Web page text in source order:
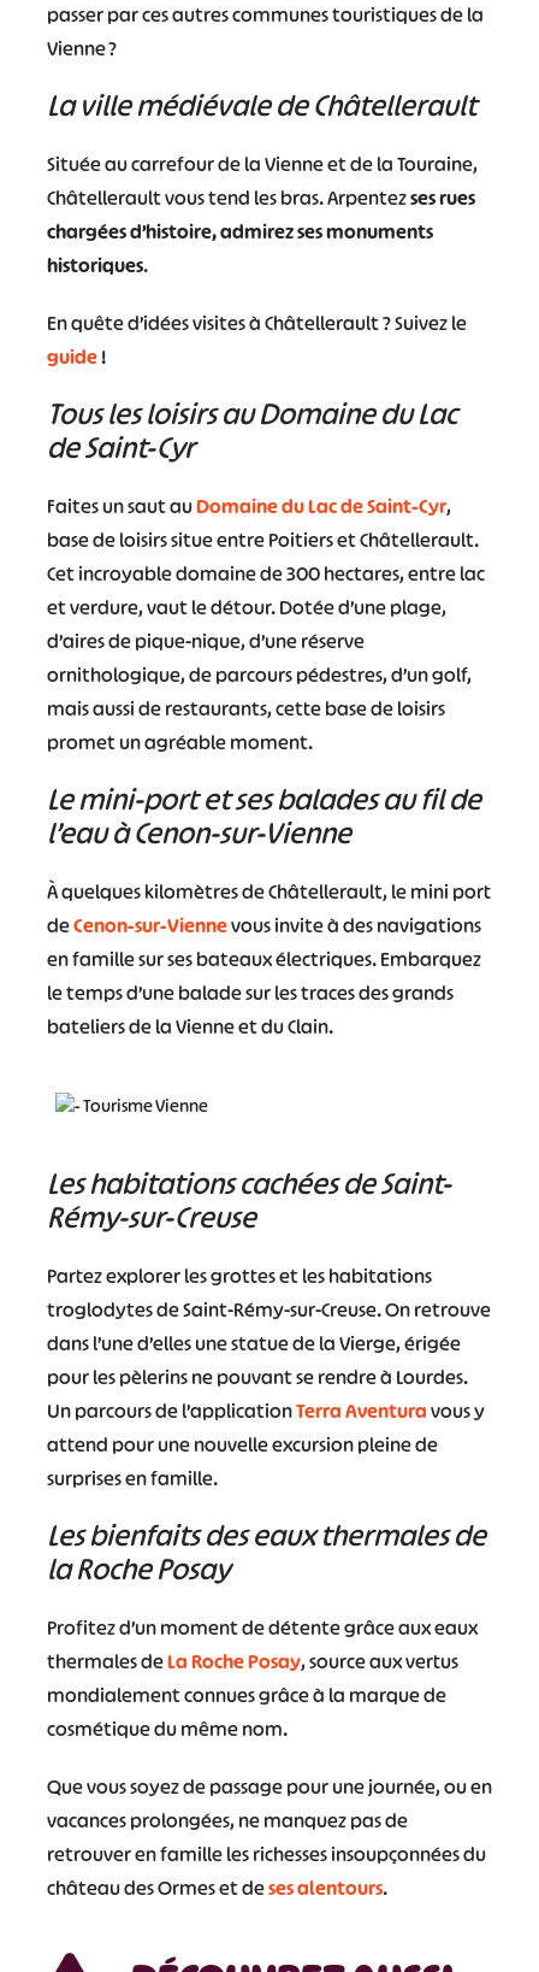
passer par ces autres communes touristiques de la
Vienne ?
La ville médiévale de Châtellerault
Située au carrefour de la Vienne et de la Touraine,
Châtellerault vous tend les bras. Arpentezses rues
chargées d’histoire, admirez ses monuments
historiques.
En quête d’idées visites à Châtellerault ? Suivez le
guide!
Tous les loisirs au Domaine du Lac
de Saint-Cyr
Faites un saut auDomaine du Lac de Saint-Cyr,
base de loisirs situe entre Poitiers et Châtellerault.
Cet incroyable domaine de 300 hectares, entre lac
et verdure, vaut le détour. Dotée d’une plage,
d’aires de pique-nique, d’une réserve
ornithologique, de parcours pédestres, d’un golf,
mais aussi de restaurants, cette base de loisirs
promet un agréable moment.
Le mini-port et ses balades au fil de
l’eau à Cenon-sur-Vienne
À quelques kilomètres de Châtellerault, le mini port
deCenon-sur-Viennevous invite à des navigations
en famille sur ses bateaux électriques. Embarquez
le temps d’une balade sur les traces des grands
bateliers de la Vienne et du Clain.
Les habitations cachées de Saint-
Rémy-sur-Creuse
Partez explorer les grottes et les habitations
troglodytes de Saint-Rémy-sur-Creuse. On retrouve
dans l’une d’elles une statue de la Vierge, érigée
pour les pèlerins ne pouvant se rendre à Lourdes.
Un parcours de l’applicationTerra Aventuravous y
attend pour une nouvelle excursion pleine de
surprises en famille.
Les bienfaits des eaux thermales de
la Roche Posay
Profitez d’un moment de détente grâce aux eaux
thermales deLa Roche Posay, source aux vertus
mondialement connues grâce à la marque de
cosmétique du même nom.
Que vous soyez de passage pour une journée, ou en
vacances prolongées, ne manquez pas de
retrouver en famille les richesses insoupçonnées du
château des Ormes et deses alentours.